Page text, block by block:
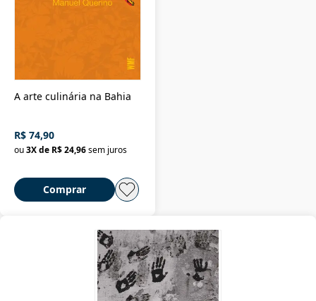
A arte culinária na Bahia
R$ 74,90
ou3X de R$ 24,96sem juros
Comprar